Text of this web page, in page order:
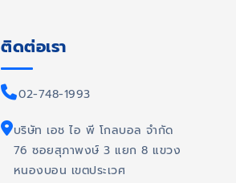
ติดต่อเรา
02-748-1993
บริษัท เอช ไอ พี โกลบอล จำกัด
76 ซอยสุภาพงษ์ 3 แยก 8 แขวง
หนองบอน เขตประเวศ